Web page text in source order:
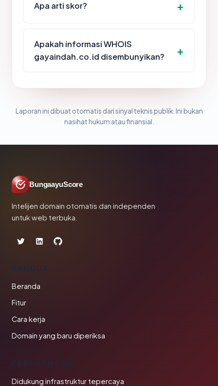
Apa arti skor?
Apakah informasi WHOIS
gayaindah.co.id disembunyikan?
Laporan ini dibuat otomatis dari sinyal teknis publik. Ini bukan
nasihat hukum atau finansial.
BungaayuScore
Intelijen domain otomatis dan independen
untuk web terbuka.
PRODUK
Beranda
Fitur
Cara kerja
Domain yang baru diperiksa
PERUSAHAAN
Didukung infrastruktur tepercaya